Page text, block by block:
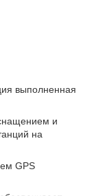
выполненная
и
на
GPS